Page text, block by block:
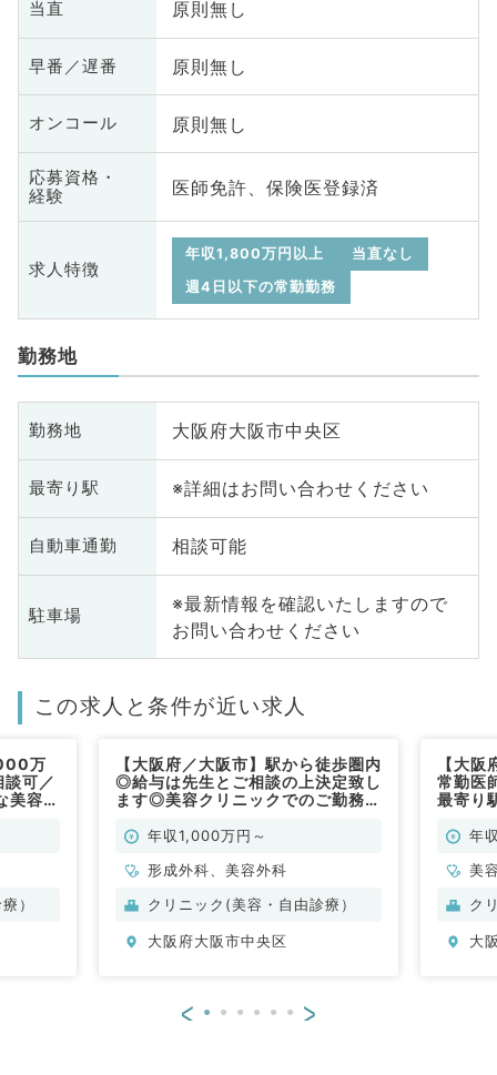
当直 原則無し
早番／遅番 原則無し
オンコール 原則無し
応募資格・
経験
医師免許、保険医登録済
求人特徴
年収1,800万円以上
当直なし
週4日以下の常勤勤務
勤務地
勤務地 大阪府大阪市中央区
最寄り駅 ※詳細はお問い合わせください
自動車通勤 相談可能
駐車場
※最新情報を確認いたしますので
お問い合わせください
この求人と条件が近い求人
万
可／
美容ク
）
【大阪府／大阪市】駅から徒歩圏内
◎給与は先生とご相談の上決定致し
ます◎美容クリニックでのご勤務で
年収1,000万円～
形成外科、美容外科
クリニック(美容・自由診療）
大阪府大阪市中央区
【大
常勤医
最寄り
年
美
ク
大
< >